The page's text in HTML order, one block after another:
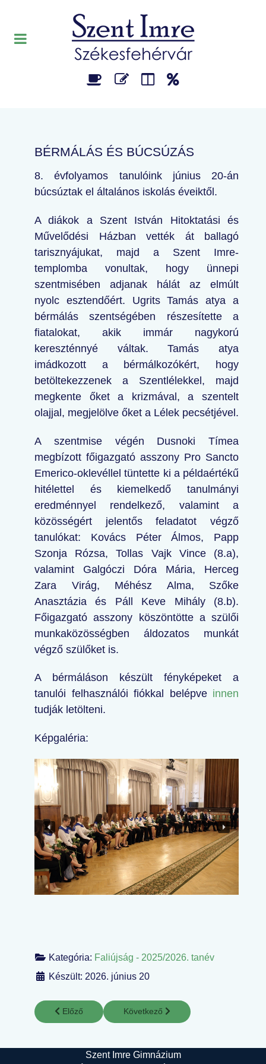
BÉRMÁLÁS ÉS BÚCSÚZÁS
8. évfolyamos tanulóink június 20-án
búcsúztak el általános iskolás éveiktől.
A diákok a Szent István Hitoktatási és
Művelődési Házban vették át ballagó
tarisznyájukat, majd a Szent Imre-
templomba vonultak, hogy ünnepi
szentmisében adjanak hálát az elmúlt
nyolc esztendőért. Ugrits Tamás atya a
bérmálás szentségében részesítette a
fiatalokat, akik immár nagykorú
kereszténnyé váltak. Tamás atya
imádkozott a bérmálkozókért, hogy
betöltekezzenek a Szentlélekkel, majd
megkente őket a krizmával, a szentelt
olajjal, megjelölve őket a Lélek pecsétjével.
A szentmise végén Dusnoki Tímea
megbízott főigazgató asszony Pro Sancto
Emerico-oklevéllel tüntette ki a példaértékű
hitélettel és kiemelkedő tanulmányi
eredménnyel rendelkező, valamint a
közösségért jelentős feladatot végző
tanulókat: Kovács Péter Álmos, Papp
Szonja Rózsa, Tollas Vajk Vince (8.a),
valamint Galgóczi Dóra Mária, Herceg
Zara Virág, Méhész Alma, Szőke
Anasztázia és Páll Keve Mihály (8.b).
Főigazgató asszony köszöntötte a szülői
munkaközösségben áldozatos munkát
végző szülőket is.
A bérmáláson készült fényképeket a
tanulói felhasználói fiókkal belépve innen
tudják letölteni.
Képgaléria:
Kategória: Faliújság - 2025/2026. tanév
Készült: 2026. június 20
Előző cikk: Te Deum
Előző Következő cikk: Sulibuli
Következő
Szent Imre Gimnázium